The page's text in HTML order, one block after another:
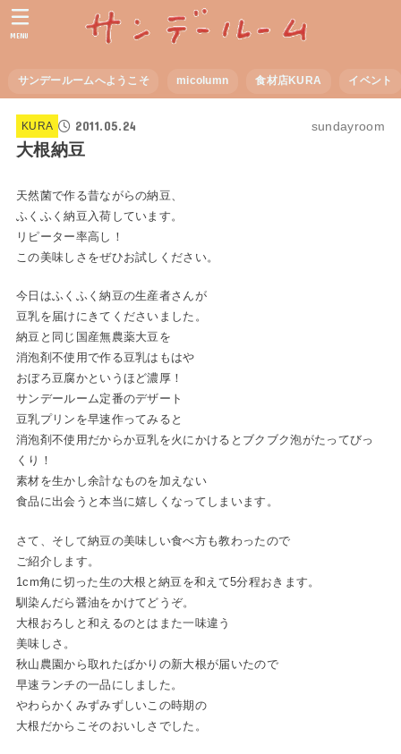
サンデールームへようこそ micolumn 食材店KURA イベント
MENU
KURA 2011.05.24 sundayroom
大根納豆
天然菌で作る昔ながらの納豆、
ふくふく納豆入荷しています。
リピーター率高し！
この美味しさをぜひお試しください。
今日はふくふく納豆の生産者さんが
豆乳を届けにきてくださいました。
納豆と同じ国産無農薬大豆を
消泡剤不使用で作る豆乳はもはや
おぼろ豆腐かというほど濃厚！
サンデールーム定番のデザート
豆乳プリンを早速作ってみると
消泡剤不使用だからか豆乳を火にかけるとブクブク泡がたってびっ
くり！
素材を生かし余計なものを加えない
食品に出会うと本当に嬉しくなってしまいます。
さて、そして納豆の美味しい食べ方も教わったので
ご紹介します。
1cm角に切った生の大根と納豆を和えて5分程おきます。
馴染んだら醤油をかけてどうぞ。
大根おろしと和えるのとはまた一味違う
美味しさ。
秋山農園から取れたばかりの新大根が届いたので
早速ランチの一品にしました。
やわらかくみずみずしいこの時期の
大根だからこそのおいしさでした。